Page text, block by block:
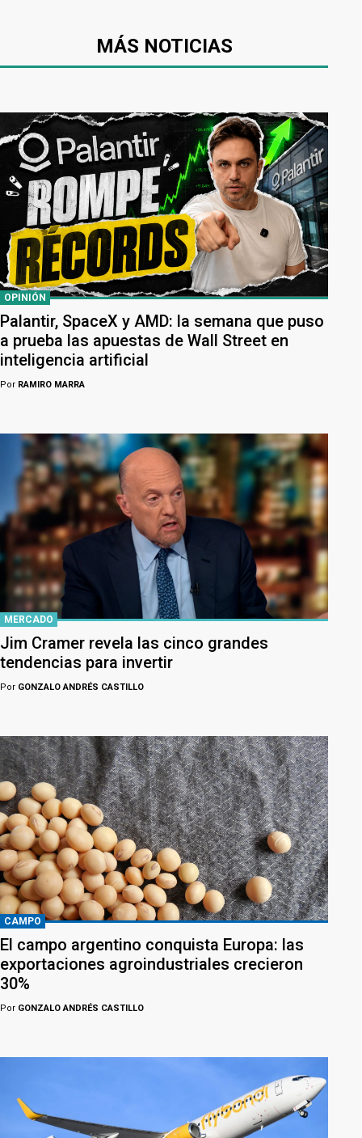
MÁS NOTICIAS
OPINIÓN
Palantir, SpaceX y AMD: la semana que puso
a prueba las apuestas de Wall Street en
inteligencia artificial
Por RAMIRO MARRA
MERCADO
Jim Cramer revela las cinco grandes
tendencias para invertir
Por GONZALO ANDRÉS CASTILLO
CAMPO
El campo argentino conquista Europa: las
exportaciones agroindustriales crecieron
30%
Por GONZALO ANDRÉS CASTILLO